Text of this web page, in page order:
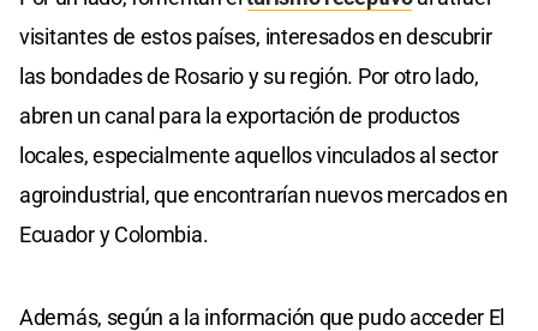
visitantes de estos países, interesados en descubrir
las bondades de Rosario y su región. Por otro lado,
abren un canal para la exportación de productos
locales, especialmente aquellos vinculados al sector
agroindustrial, que encontrarían nuevos mercados en
Ecuador y Colombia.
Además, según a la información que pudo acceder El